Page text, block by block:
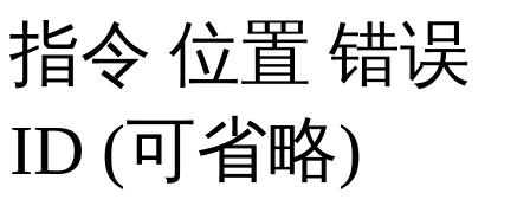
指令 位置 错误
ID (可省略)